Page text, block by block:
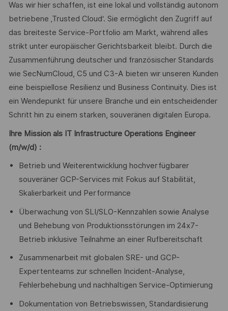
Was wir hier schaffen, ist eine lokal und vollständig autonom
betriebene ‚Trusted Cloud‘. Sie ermöglicht den Zugriff auf
das breiteste Service-Portfolio am Markt, während alles
strikt unter europäischer Gerichtsbarkeit bleibt. Durch die
Zusammenführung deutscher und französischer Standards
wie SecNumCloud, C5 und C3-A bieten wir unseren Kunden
eine beispiellose Resilienz und Business Continuity. Dies ist
ein Wendepunkt für unsere Branche und ein entscheidender
Schritt hin zu einem starken, souveränen digitalen Europa.
Ihre Mission als IT Infrastructure Operations Engineer
(m/w/d) :
Betrieb und Weiterentwicklung hochverfügbarer
souveräner GCP-Services mit Fokus auf Stabilität,
Skalierbarkeit und Performance
Überwachung von SLI/SLO-Kennzahlen sowie Analyse
und Behebung von Produktionsstörungen im 24x7-
Betrieb inklusive Teilnahme an einer Rufbereitschaft
Zusammenarbeit mit globalen SRE- und GCP-
Expertenteams zur schnellen Incident-Analyse,
Fehlerbehebung und nachhaltigen Service-Optimierung
Dokumentation von Betriebswissen, Standardisierung